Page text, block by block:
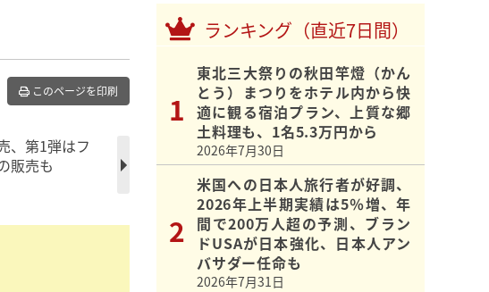
このページを印刷
、第1弾はフ
販売も
ランキング（直近7日間）
東北三大祭りの秋田竿燈（かん
とう）まつりをホテル内から快
適に観る宿泊プラン、上質な郷
土料理も、1名5.3万円から
2026年7月30日
米国への日本人旅行者が好調、
2026年上半期実績は5％増、年
間で200万人超の予測、ブラン
ドUSAが日本強化、日本人アン
バサダー任命も
2026年7月31日